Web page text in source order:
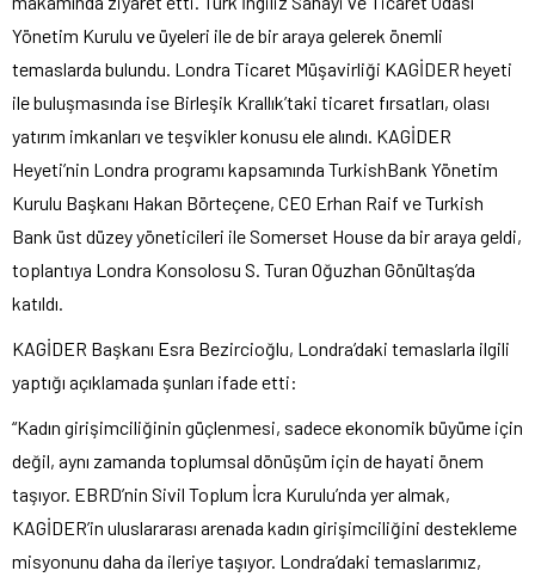
Yönetim Kurulu ve üyeleri ile de bir araya gelerek önemli
temaslarda bulundu. Londra Ticaret Müşavirliği KAGİDER heyeti
ile buluşmasında ise Birleşik Krallık’taki ticaret fırsatları, olası
yatırım imkanları ve teşvikler konusu ele alındı. KAGİDER
Heyeti’nin Londra programı kapsamında TurkishBank Yönetim
Kurulu Başkanı Hakan Börteçene, CEO Erhan Raif ve Turkish
Bank üst düzey yöneticileri ile Somerset House da bir araya geldi,
toplantıya Londra Konsolosu S. Turan Oğuzhan Gönültaş’da
katıldı.
KAGİDER Başkanı Esra Bezircioğlu, Londra’daki temaslarla ilgili
yaptığı açıklamada şunları ifade etti:
“Kadın girişimciliğinin güçlenmesi, sadece ekonomik büyüme için
değil, aynı zamanda toplumsal dönüşüm için de hayati önem
taşıyor. EBRD’nin Sivil Toplum İcra Kurulu’nda yer almak,
KAGİDER’in uluslararası arenada kadın girişimciliğini destekleme
misyonunu daha da ileriye taşıyor. Londra’daki temaslarımız,